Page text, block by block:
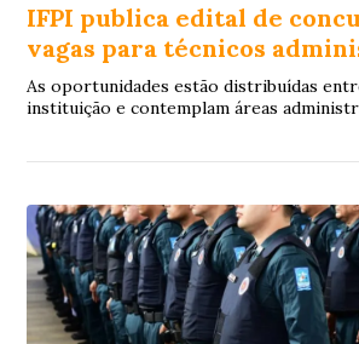
IFPI publica edital de
vagas para técnicos
As oportunidades estão distribuídas
instituição e contemplam áreas